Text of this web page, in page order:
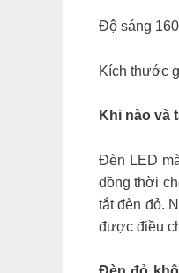
Độ sáng
Kích thước
Khi nào và
Đèn LED
đồng thời
tắt đèn đỏ.
được điều